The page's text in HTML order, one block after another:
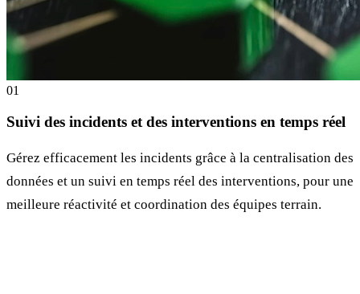
01
Suivi des incidents et des interventions en temps réel
Gérez efficacement les incidents grâce à la centralisation des
données et un suivi en temps réel des interventions, pour une
meilleure réactivité et coordination des équipes terrain.